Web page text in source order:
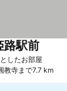
したお部屋
路駅前
教寺まで7.7 km